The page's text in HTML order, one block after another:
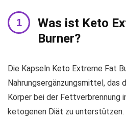
Was ist Keto
Burner?
Die Kapseln Keto Extreme Fat
Nahrungsergänzungsmittel, das
Körper bei der Fettverbrennung
ketogenen Diät zu unterstützen.